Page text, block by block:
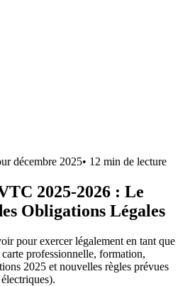
décembre 2025• 12 min de lecture
2025-2026 : Le
Obligations Légales
pour exercer légalement en tant que
professionnelle, formation,
2025 et nouvelles règles prévues